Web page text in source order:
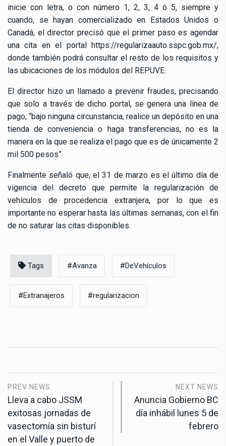
inicie con letra, o con número 1, 2, 3, 4 ó 5, siempre y
cuando, se hayan comercializado en Estados Unidos o
Canadá, el director precisó que el primer paso es agendar
una cita en el portal https://regularizaauto.sspc.gob.mx/,
donde también podrá consultar el resto de los requisitos y
las ubicaciones de los módulos del REPUVE.
El director hizo un llamado a prevenir fraudes, precisando
que solo a través de dicho portal, se genera una línea de
pago, “bajo ninguna circunstancia, realice un depósito en una
tienda de conveniencia o haga transferencias, no es la
manera en la que se realiza el pago que es de únicamente 2
mil 500 pesos”.
Finalmente señaló que, el 31 de marzo es el último día de
vigencia del decreto que permite la regularización de
vehículos de procedencia extranjera, por lo que es
importante no esperar hasta las últimas semanas, con el fin
de no saturar las citas disponibles.
Tags #Avanza #DeVehículos
#Extranajeros #regularizacion
PREV NEWS
Lleva a cabo JSSM
exitosas jornadas de
vasectomía sin bisturí
en el Valle y puerto de
NEXT NEWS
Anuncia Gobierno BC
día inhábil lunes 5 de
febrero